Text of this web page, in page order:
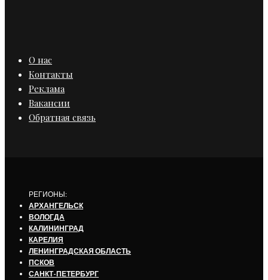
О нас
Контакты
Реклама
Вакансии
Обратная связь
РЕГИОНЫ:
АРХАНГЕЛЬСК
ВОЛОГДА
КАЛИНИНГРАД
КАРЕЛИЯ
ЛЕНИНГРАДСКАЯ ОБЛАСТЬ
ПСКОВ
САНКТ-ПЕТЕРБУРГ